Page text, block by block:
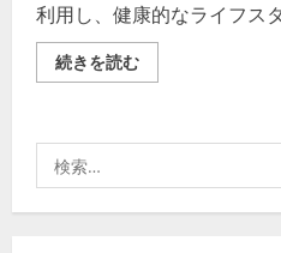
利用し、健康的なライフス
続きを読むビ
ー
ン
【徹
底
索: